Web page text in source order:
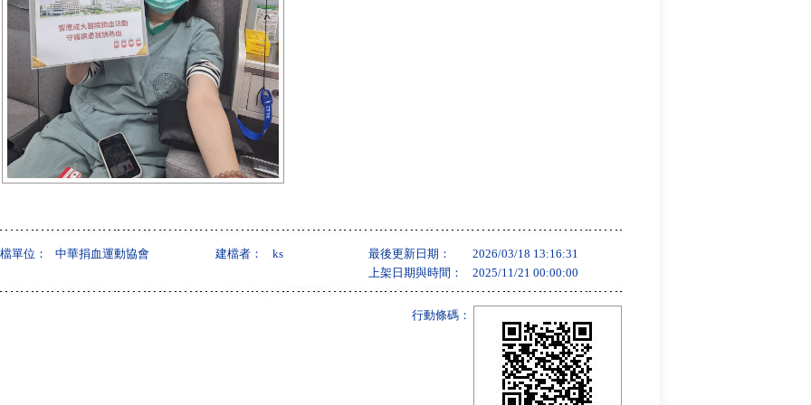
單位： 中華捐血運動協會 建檔者： ks 最後更新日期：
2026/03/18 13:16:31
上架日期與時間：
2025/11/21 00:00:00
行動條碼：